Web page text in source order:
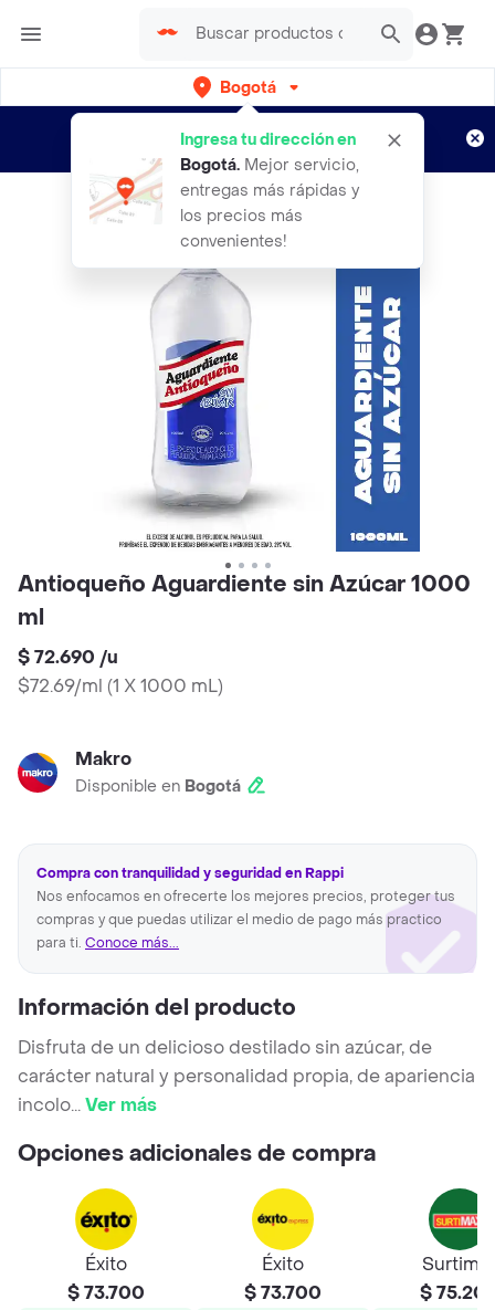
Bogotá
Ingresa tu dirección en
Bogotá. Mejor servicio,
entregas más rápidas y
los precios más
convenientes!
envíos gratis por semanas
Aplican TyC
Antioqueño Aguardiente sin Azúcar 1000
ml
$ 72.690 /u
$72.69/ml (1 X 1000 mL)
Makro
Disponible en Bogotá
Compra con tranquilidad y seguridad en Rappi
Nos enfocamos en ofrecerte los mejores precios, proteger tus
compras y que puedas utilizar el medio de pago más practico
para ti. Conoce más...
Información del producto
Disfruta de un delicioso destilado sin azúcar, de
carácter natural y personalidad propia, de apariencia
incolo...Ver más
Opciones adicionales de compra
Éxito
$ 73.700
Éxito
$ 73.700
$